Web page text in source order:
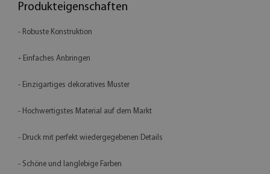
Produkteigenschaften
- Robuste Konstruktion
- Einfaches Anbringen
- Einzigartiges dekoratives Muster
- Hochwertigstes Material auf dem Markt
- Druck mit perfekt wiedergegebenen Details
- Schöne und langlebige Farben